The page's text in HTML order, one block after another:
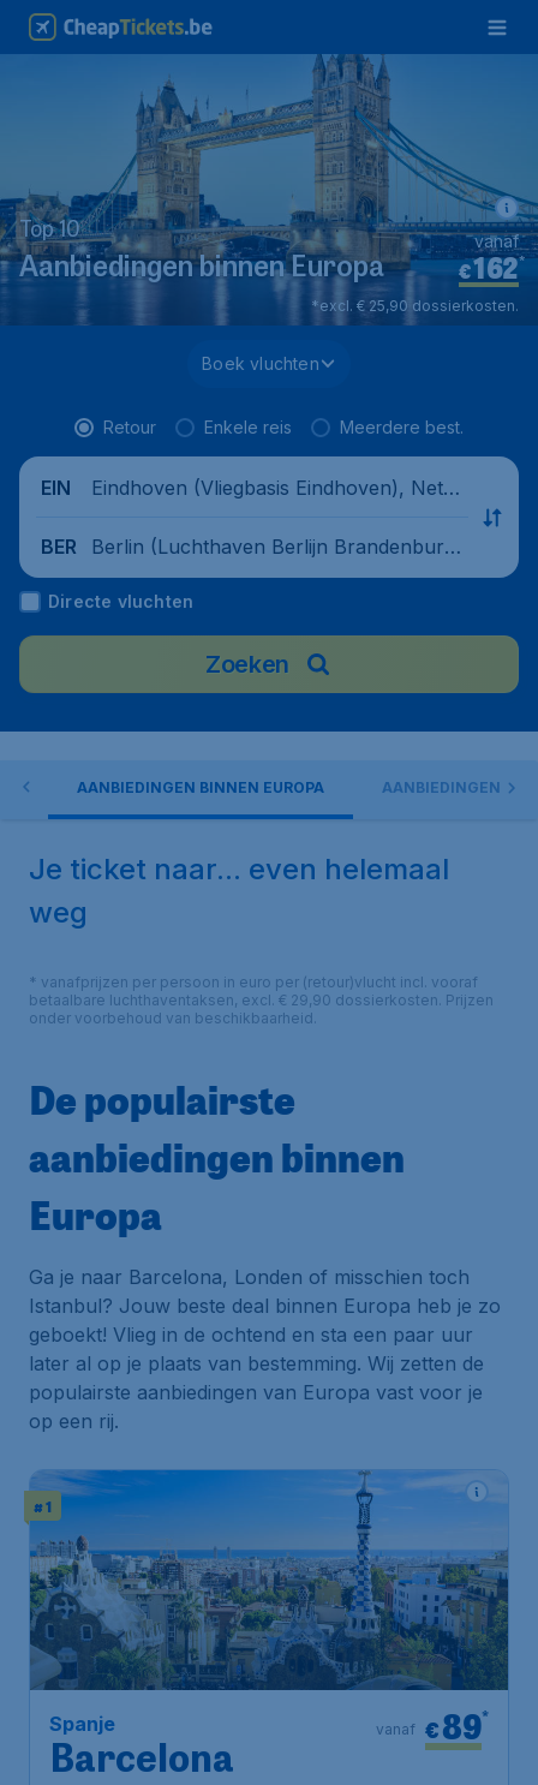
Top 10
Aanbiedingen binnen Europa €162*
vanaf
*excl. € 25,90 dossierkosten.
Boek vluchten
Retour Enkele reis Meerdere best.
EIN
Eindhoven (Vliegbasis Eindhoven), Nethe
BER
Berlin (Luchthaven Berlijn Brandenburg),
Germany
Directe vluchten
Zoeken
AANBIEDINGEN BINNEN EUROPA AANBIEDINGEN
Je ticket naar... even helemaal
weg
* vanafprijzen per persoon in euro per (retour)vlucht incl. vooraf
betaalbare luchthaventaksen, excl. € 29,90 dossierkosten. Prijzen
onder voorbehoud van beschikbaarheid.
De populairste
aanbiedingen binnen
Europa
Ga je naar Barcelona, Londen of misschien toch
Istanbul? Jouw beste deal binnen Europa heb je zo
geboekt! Vlieg in de ochtend en sta een paar uur
later al op je plaats van bestemming. Wij zetten de
populairste aanbiedingen van Europa vast voor je
op een rij.
# 1
Spanje
Barcelona
€89*
vanaf